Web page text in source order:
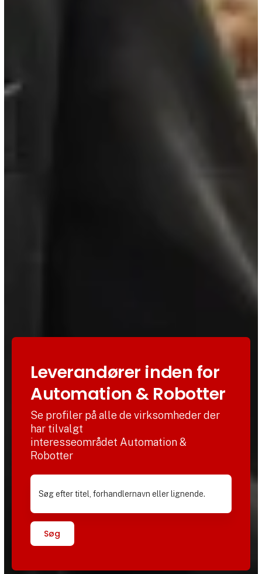
Leverandører inden for
Automation & Robotter
Se profiler på alle de virksomheder der
har tilvalgt
interesseområdet Automation &
Robotter
Søg efter titel, forhandlernavn eller lignende.
Søg